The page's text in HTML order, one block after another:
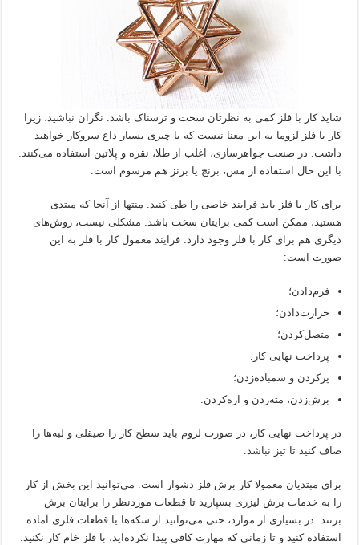
شاید کار با فلز کمی به نظرتان سخت و ترسناک باشد. نگران نباشید، زیرا
کار با فلز لزوما به این معنا نیست که با چیزی بسیار داغ سروکار خواهید
داشت. در صنعت جواهرسازی، اغلب از طلا، نقره و پلاتین استفاده می‌کنند.
با این‌ حال استفاده از مس، برنج یا برنز هم مرسوم است.
برای کار با فلز باید فرایند خاصی را طی کنید. منتها از آنجا که مبتدی
هستید، ممکن است کمی برایتان سخت باشد. مشکلی نیست، روش‌های
دیگری هم برای کار با فلز وجود دارد. فرایند معمول کار با فلز به این
صورت است:
فرم‌دادن؛
حرارت‌دادن؛
متصل‌کردن؛
پرداخت نهایی کار.
پرکردن و سمباده‌زدن؛
برش‌زدن، مته‌زدن و اره‌کردن.
در پرداخت نهایی کار، در صورت لزوم باید سطح کار را صیقلی و لبه‌ها را
صاف کنید تا تیز نباشد.
برای مبتدیان معمولا کار برش فلز دشوار است. می‌توانید این بخش از کار
را به خدمات برش لیزری بسپارید تا قطعات موردنظر را برایتان برش
بزنند. در بسیاری از موارد، حتی می‌توانید از سکه‌ها یا قطعات فلزی آماده
استفاده کنید و تا زمانی‌ که مهارت کافی پیدا نکرده‌اید، با فلز خام کار نکنید.